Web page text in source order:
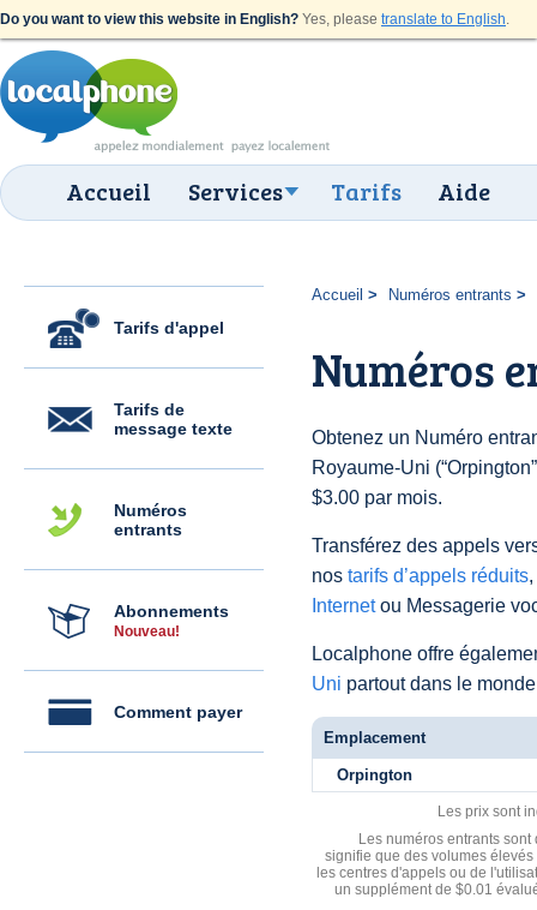
Do you want to view this website in English? Yes, please translate to English.
Accueil Services Tarifs Aide
Tarifs d'appel
Tarifs de
message texte
Numéros
entrants
Abonnements
Nouveau!
Comment payer
Accueil Numéros entrants
Numéros
Obtenez un Numéro
Royaume-Uni
$3.00 par mois.
Transférez des appels
nos tarifs d’appels réduits
Internetou Messagerie
Localphone offre
Uni partout dans le
Emplacement
Orpington
Les prix sont
Les numéros entrants
signifie que des volumes
les centres d'appels ou de
un supplément de $0.01